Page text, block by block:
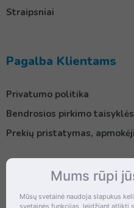
Straipsniai
Pagalba Klientams
Privatumo politika
Bendrosios pirkimo taisyklės
Prekių pristatymas,
KontaktaiMums rūpi
Mūsų svetainė naudoja slapukus
svetainės funkcijas, leidžiant atlikti